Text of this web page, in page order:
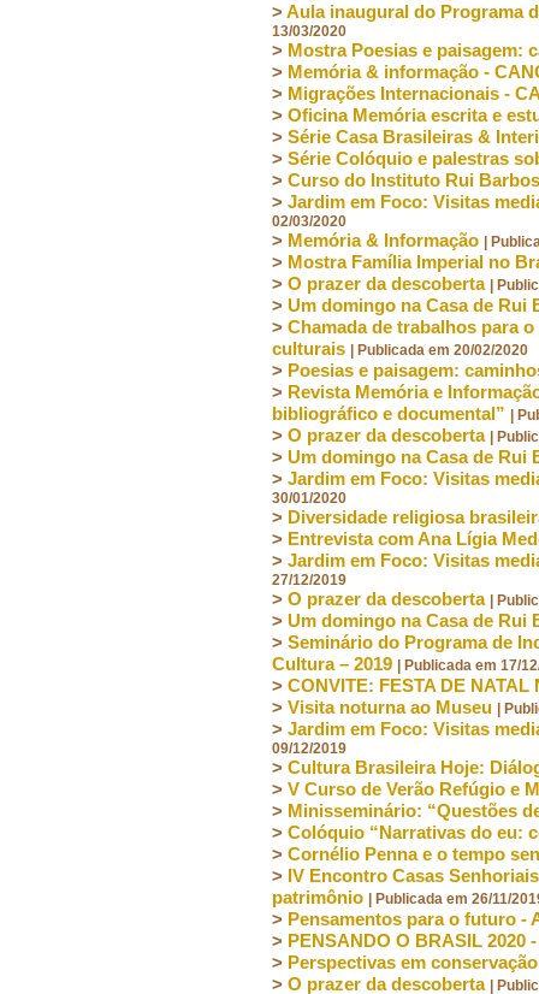
>Aula inaugural do Programa
13/03/2020
> Mostra Poesias e paisagem:
> Memória & informação -
> Migrações Internacionais -
> Oficina Memória escrita e
> Série Casa Brasileiras &
> Série Colóquio e palestras
> Curso do Instituto Rui
> Jardim em Foco: Visitas
02/03/2020
> Memória & Informação |
> Mostra Família Imperial no
> O prazer da descoberta |
> Um domingo na Casa de Rui
> Chamada de trabalhos para
culturais | Publicada em 20/02/2020
> Poesias e paisagem:
> Revista Memória e
bibliográfico e documental” |
> O prazer da descoberta |
> Um domingo na Casa de Rui
> Jardim em Foco: Visitas
30/01/2020
> Diversidade religiosa
> Entrevista com Ana Lígia
> Jardim em Foco: Visitas
27/12/2019
> O prazer da descoberta |
> Um domingo na Casa de Rui
> Seminário do Programa de
Cultura – 2019 | Publicada em 17/
> CONVITE: FESTA DE
> Visita noturna ao Museu |
> Jardim em Foco: Visitas
09/12/2019
> Cultura Brasileira Hoje:
> V Curso de Verão Refúgio e
> Minisseminário: “Questões
> Colóquio “Narrativas do eu:
> Cornélio Penna e o tempo
> IV Encontro Casas
patrimônio | Publicada em 26/11/
> Pensamentos para o futuro -
> PENSANDO O BRASIL 2020
> Perspectivas em
> O prazer da descoberta |